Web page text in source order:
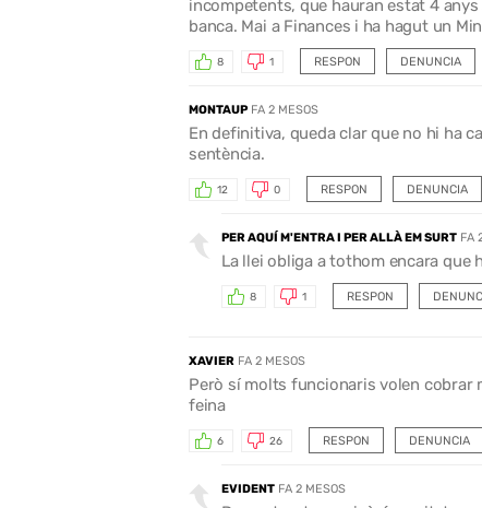
incompetents, que hauran estat 4
banca. Mai a Finances i ha hagut un
RESPON
8 1 DENUNCIA
MONTAUP FA 2 MESOS
En definitiva, queda clar que no hi ha
sentència.
RESPON
12 0 DENUNCIA
PER AQUÍ M'ENTRA I PER ALLÀ EM SURT FA
La llei obliga a tothom encara que
RESPON
8 1
XAVIER FA 2 MESOS
Però sí molts funcionaris volen cobrar
feina
RESPON
6 26 DENUNCIA
EVIDENT FA 2 MESOS